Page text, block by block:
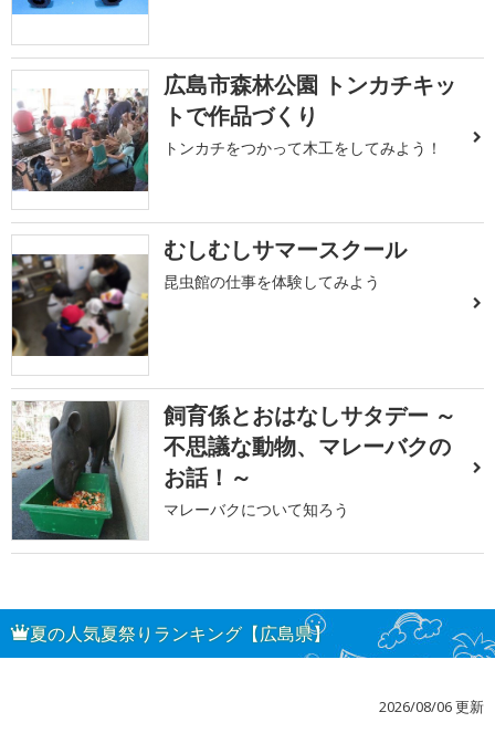
広島市森林公園 トンカチキッ
トで作品づくり
トンカチをつかって木工をしてみよう！
むしむしサマースクール
昆虫館の仕事を体験してみよう
飼育係とおはなしサタデー ～
不思議な動物、マレーバクの
お話！～
マレーバクについて知ろう
夏の人気夏祭りランキング【広島県】
2026/08/06 更新